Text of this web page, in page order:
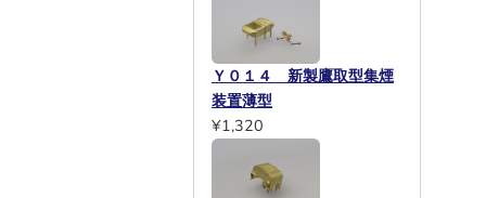
Ｙ０１４ 新製鷹取型集煙
装置薄型
¥1,320